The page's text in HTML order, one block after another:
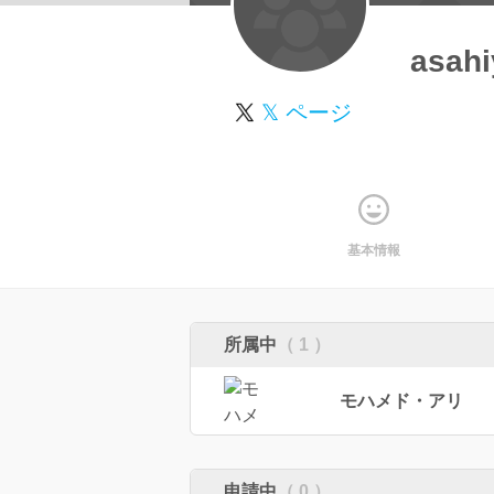
𝕏 ページ
基本情報
所属中 （ 1 ）
モハメド・アリ